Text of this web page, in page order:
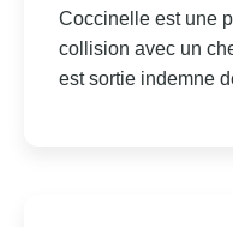
Coccinelle est une
collision avec un
est sortie indemne